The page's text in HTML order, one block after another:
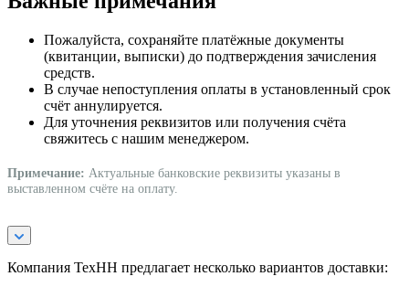
Пожалуйста, сохраняйте платёжные документы
(квитанции, выписки) до подтверждения зачисления
средств.
В случае непоступления оплаты в установленный срок
счёт аннулируется.
Для уточнения реквизитов или получения счёта
свяжитесь с нашим менеджером.
Примечание: Актуальные банковские реквизиты указаны в
выставленном счёте на оплату.
Компания ТехНН предлагает несколько вариантов доставки: